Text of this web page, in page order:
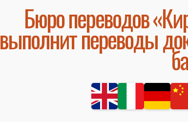
Бюро переводов
выполнит переводы